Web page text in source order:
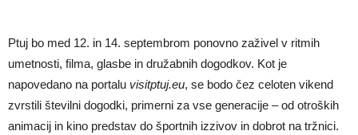
Ptuj bo med 12. in 14. septembrom ponovno zaživel v ritmih
umetnosti, filma, glasbe in družabnih dogodkov. Kot je
napovedano na portalu visitptuj.eu, se bodo čez celoten vikend
zvrstili številni dogodki, primerni za vse generacije – od otroških
animacij in kino predstav do športnih izzivov in dobrot na tržnici.